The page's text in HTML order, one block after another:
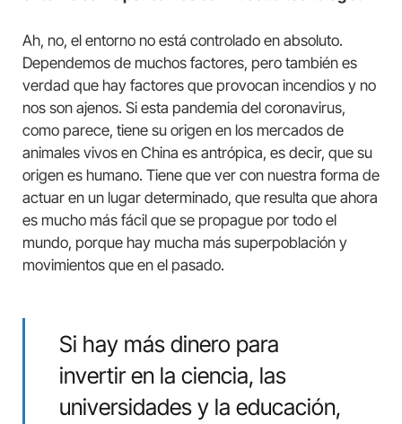
Ah, no, el entorno no está controlado en absoluto.
Dependemos de muchos factores, pero también es
verdad que hay factores que provocan incendios y no
nos son ajenos. Si esta pandemia del coronavirus,
como parece, tiene su origen en los mercados de
animales vivos en China es antrópica, es decir, que su
origen es humano. Tiene que ver con nuestra forma de
actuar en un lugar determinado, que resulta que ahora
es mucho más fácil que se propague por todo el
mundo, porque hay mucha más superpoblación y
movimientos que en el pasado.
Si hay más dinero para
invertir en la ciencia, las
universidades y la educación,